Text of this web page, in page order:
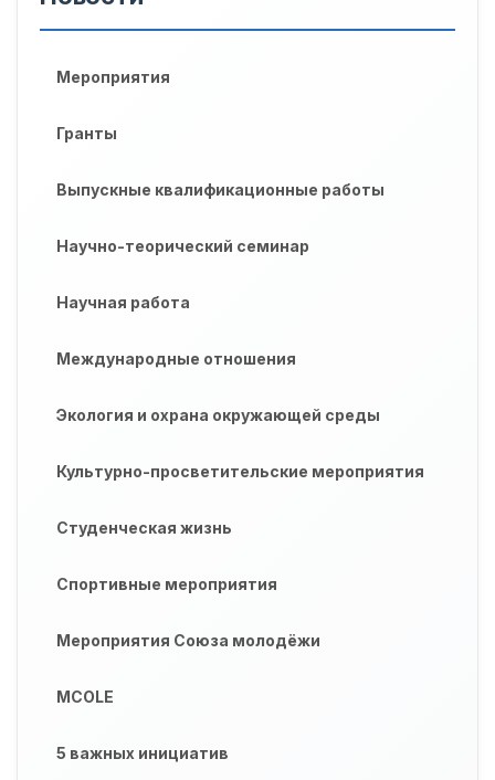
Мероприятия
Гранты
Выпускные квалификационные работы
Научно-теорический семинар
Научная работа
Международные отношения
Экология и охрана окружающей среды
Культурно-просветительские мероприятия
Студенческая жизнь
Спортивные мероприятия
Мероприятия Союза молодёжи
MCOLE
5 важных инициатив